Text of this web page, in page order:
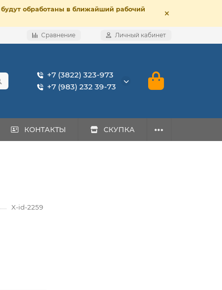
обработаны в ближайший рабочий
Сравнение Личный кабинет
+7 (3822) 323-973
+7 (983) 232 39-73
КОНТАКТЫ СКУПКА
X-id-2259